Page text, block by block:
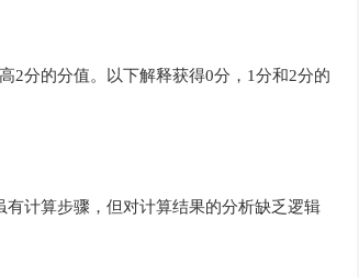
2分的分值。以下解释获得0分，1分和2分的
计算步骤，但对计算结果的分析缺乏逻辑